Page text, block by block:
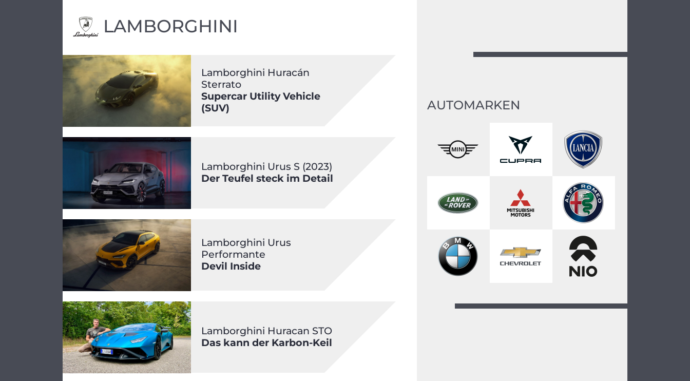
LAMBORGHINI
Lamborghini Huracán
Sterrato
Supercar Utility Vehicle
(SUV)
Lamborghini Urus S (2023)
Der Teufel steck im Detail
Lamborghini Urus
Performante
Devil Inside
Lamborghini Huracan STO
Das kann der Karbon-Keil
AUTOMARKEN